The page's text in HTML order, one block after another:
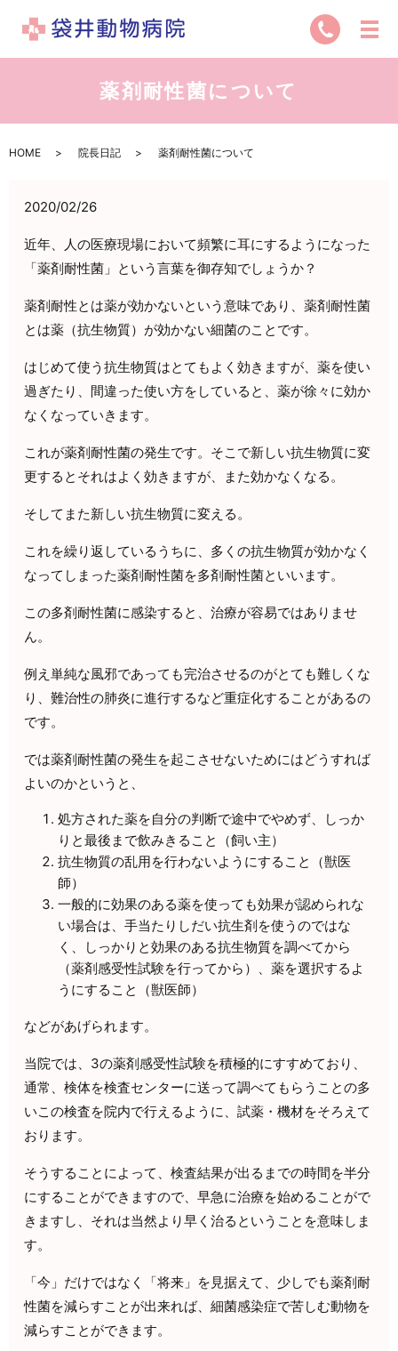
薬剤耐性菌について
HOME 院長日記 薬剤耐性菌について
2020/02/26
近年、人の医療現場において頻繁に耳にするようになった
「薬剤耐性菌」という言葉を御存知でしょうか？
薬剤耐性とは薬が効かないという意味であり、薬剤耐性菌
とは薬（抗生物質）が効かない細菌のことです。
はじめて使う抗生物質はとてもよく効きますが、薬を使い
過ぎたり、間違った使い方をしていると、薬が徐々に効か
なくなっていきます。
これが薬剤耐性菌の発生です。そこで新しい抗生物質に変
更するとそれはよく効きますが、また効かなくなる。
そしてまた新しい抗生物質に変える。
これを繰り返しているうちに、多くの抗生物質が効かなく
なってしまった薬剤耐性菌を多剤耐性菌といいます。
この多剤耐性菌に感染すると、治療が容易ではありませ
ん。
例え単純な風邪であっても完治させるのがとても難しくな
り、難治性の肺炎に進行するなど重症化することがあるの
です。
では薬剤耐性菌の発生を起こさせないためにはどうすれば
よいのかというと、
処方された薬を自分の判断で途中でやめず、しっか
りと最後まで飲みきること（飼い主）
抗生物質の乱用を行わないようにすること（獣医
師）
一般的に効果のある薬を使っても効果が認められな
い場合は、手当たりしだい抗生剤を使うのではな
く、しっかりと効果のある抗生物質を調べてから
（薬剤感受性試験を行ってから）、薬を選択するよ
うにすること（獣医師）
などがあげられます。
当院では、3の薬剤感受性試験を積極的にすすめており、
通常、検体を検査センターに送って調べてもらうことの多
いこの検査を院内で行えるように、試薬・機材をそろえて
おります。
そうすることによって、検査結果が出るまでの時間を半分
にすることができますので、早急に治療を始めることがで
きますし、それは当然より早く治るということを意味しま
す。
「今」だけではなく「将来」を見据えて、少しでも薬剤耐
性菌を減らすことが出来れば、細菌感染症で苦しむ動物を
減らすことができます。